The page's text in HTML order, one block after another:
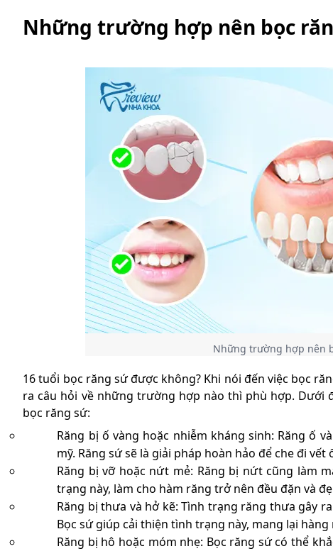
Những trường hợp nên bọc
Những trường hợp nên
16 tuổi bọc răng sứ được không? Khi nói đến việc bọc
ra câu hỏi về những trường hợp nào thì phù hợp. Dưới
bọc răng sứ:
Răng bị ố vàng hoặc nhiễm kháng sinh: Răng ố
mỹ. Răng sứ sẽ là giải pháp hoàn hảo để che đi
Răng bị vỡ hoặc nứt mẻ: Răng bị nứt cũng làm
trạng này, làm cho hàm răng trở nên đều đặn và
Răng bị thưa và hở kẽ: Tình trạng răng thưa gây
Bọc sứ giúp cải thiện tình trạng này, mang lại
Răng bị hô hoặc móm nhẹ: Bọc răng sứ có thể